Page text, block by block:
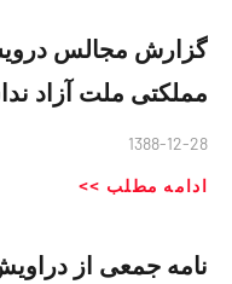
گزارش مجالس
مملکتی ملت آزاد
1388-12-28
ادامه مطلب >>
نامه جمعی از